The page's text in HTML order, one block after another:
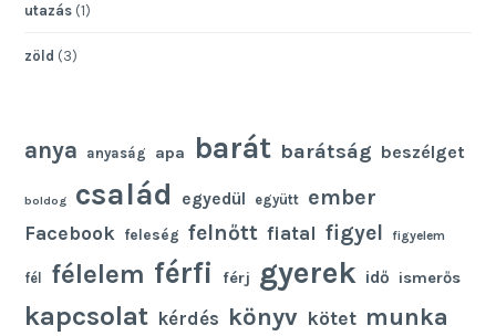
utazás (1)
zöld (3)
anya anyaság apa barát barátság beszélget
boldog család egyedül együtt ember
Facebook feleség felnőtt fiatal figyel figyelem
fél félelem férfi férj gyerek idő ismerős
kapcsolat kérdés könyv kötet munka